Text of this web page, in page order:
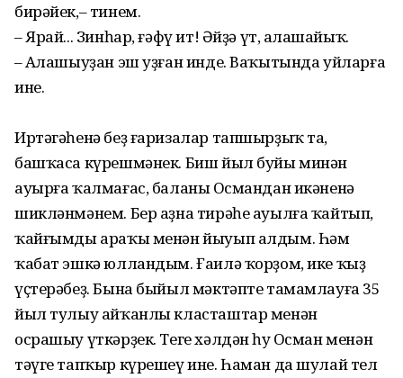
бирәйек,– тинем.
– Ярай... Зинһар, ғәфү ит! Әйҙә үт, аңлашайыҡ.
– Аңлашыуҙан эш уҙған инде. Ваҡытында уйларға
ине.
Иртәгәһенә беҙ ғаризалар тапшырҙыҡ та,
башҡаса күрешмәнек. Биш йыл буйы минән
ауырға ҡалмағас, баланың Османдан икәненә
шикләнмәнем. Бер аҙна тирәһе ауылға ҡайтып,
ҡайғымды араҡы менән йыуып алдым. Һәм
ҡабат эшкә юлландым. Ғаилә ҡорҙом, ике ҡыҙ
үҫтерәбеҙ. Бына быйыл мәктәпте тамамлауға 35
йыл тулыу айҡанлы класташтар менән
осрашыу үткәрҙек. Теге хәлдән һуң Осман менән
тәүге тапҡыр күрешеү ине. Һаман да шулай тел